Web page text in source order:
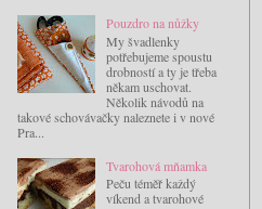
Pouzdro na nůžky
My švadlenky
potřebujeme spoustu
drobností a ty je třeba
někam uschovat.
Několik návodů na
takové schovávačky naleznete i v nové
Pra...
Tvarohová mňamka
Peču téměř každý
víkend a tvarohové